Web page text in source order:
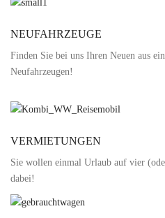
NEUFAHRZEUGE
Finden Sie bei uns Ihren Neuen aus
Neufahrzeugen!
VERMIETUNGEN
Sie wollen einmal Urlaub auf vier
dabei!